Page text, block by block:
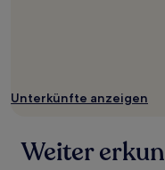
Unterkünfte anzeigen
Weiter